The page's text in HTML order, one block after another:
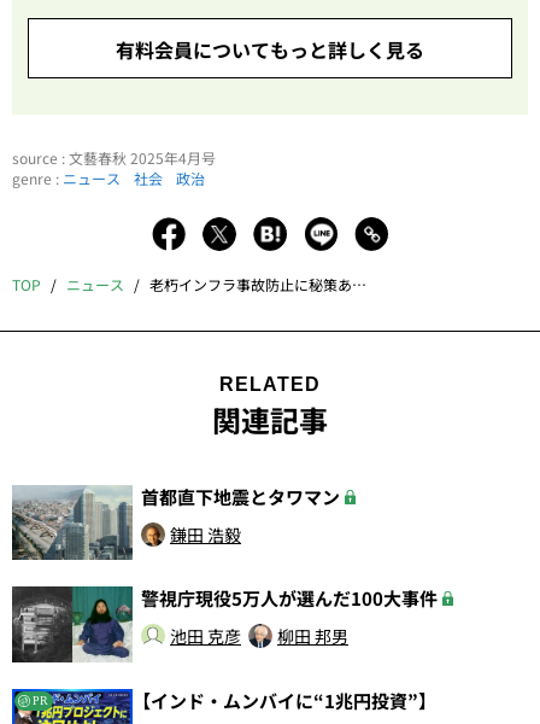
有料会員についてもっと詳しく見る
source : 文藝春秋 2025年4月号
genre : ニュース 社会 政治
TOP ニュース 老朽インフラ事故防止に秘策ありーー八潮市の陥没事故は氷山の一角
RELATED
関連記事
首都直下地震とタワマン
鎌田 浩毅
警視庁現役5万人が選んだ100大事件
池田 克彦 柳田 邦男
PR 【インド・ムンバイに“1兆円投資”】